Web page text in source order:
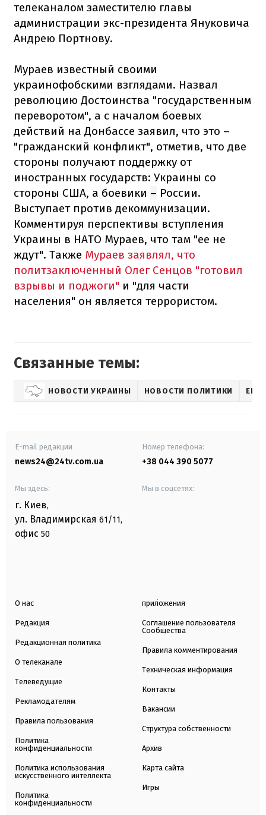
телеканалом заместителю главы
администрации экс-президента Януковича
Андрею Портнову.
Мураев известный своими
украинофобскими взглядами. Назвал
революцию Достоинства "государственным
переворотом", а с началом боевых
действий на Донбассе заявил, что это –
"гражданский конфликт", отметив, что две
стороны получают поддержку от
иностранных государств: Украины со
стороны США, а боевики – России.
Выступает против декоммунизации.
Комментируя перспективы вступления
Украины в НАТО Мураев, что там "ее не
ждут". Также Мураев заявлял, что
политзаключенный Олег Сенцов "готовил
взрывы и поджоги" и "для части
населения" он является террористом.
Связанные темы:
НОВОСТИ УКРАИНЫ НОВОСТИ ПОЛИТИКИ
E-mail редакции
news24@24tv.com.ua
Номер телефона:
+38 044 390 5077
Мы здесь:
г. Киев,
ул. Владимирская 61/11,
офис 50
Мы в соцсетях:
О нас
Редакция
Редакционная политика
О телеканале
Телеведущие
Рекламодателям
Правила пользования
Политика
конфиденциальности
Политика использования
искусственного интеллекта
Политика
конфиденциальности
приложения
Соглашение пользователя
Сообщества
Правила комментирования
Техническая информация
Контакты
Вакансии
Структура собственности
Архив
Карта сайта
Игры